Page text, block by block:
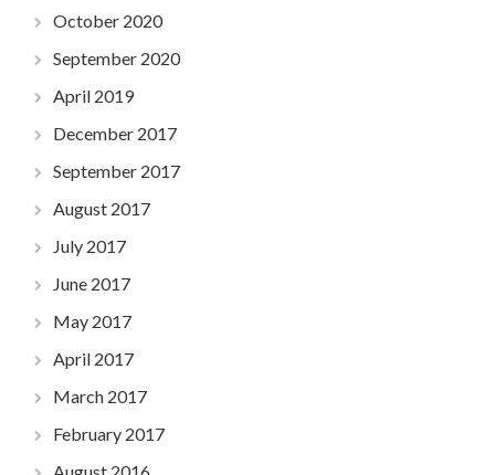
October 2020
September 2020
April 2019
December 2017
September 2017
August 2017
July 2017
June 2017
May 2017
April 2017
March 2017
February 2017